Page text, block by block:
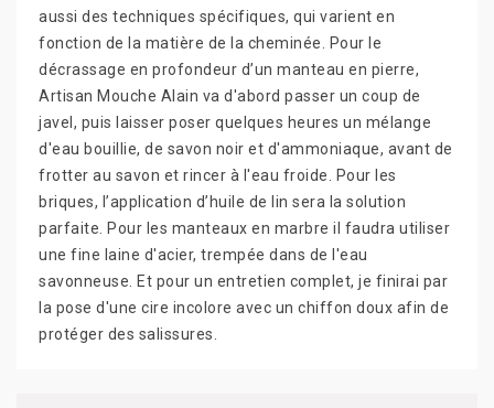
aussi des techniques spécifiques, qui varient en
fonction de la matière de la cheminée. Pour le
décrassage en profondeur d’un manteau en pierre,
Artisan Mouche Alain va d'abord passer un coup de
javel, puis laisser poser quelques heures un mélange
d'eau bouillie, de savon noir et d'ammoniaque, avant de
frotter au savon et rincer à l'eau froide. Pour les
briques, l’application d’huile de lin sera la solution
parfaite. Pour les manteaux en marbre il faudra utiliser
une fine laine d'acier, trempée dans de l'eau
savonneuse. Et pour un entretien complet, je finirai par
la pose d'une cire incolore avec un chiffon doux afin de
protéger des salissures.